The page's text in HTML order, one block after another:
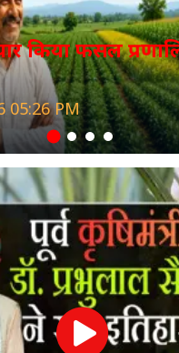
किया फसल
05:26 PM